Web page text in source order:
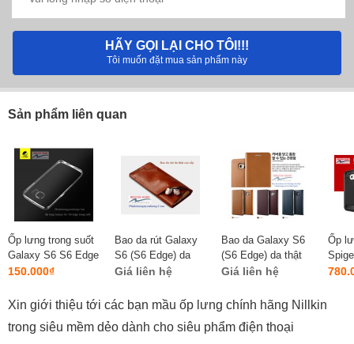
HÃY GỌI LẠI CHO TÔI!!!
Tôi muốn đặt mua sản phẩm này
Sản phẩm liên quan
Ốp lưng trong suốt
Galaxy S6 S6 Edge
chính hãng I-...
150.000₫
Bao da rút Galaxy
S6 (S6 Edge) da
thật cao cấp
Giá liên hệ
Bao da Galaxy S6
(S6 Edge) da thật
chính hãng Veru...
Giá liên hệ
Ốp
có
Xin giới thiệu tới các bạn mầu ốp lưng chính hãng Nillkin
trong siêu mềm dẻo dành cho siêu phẩm điện thoại